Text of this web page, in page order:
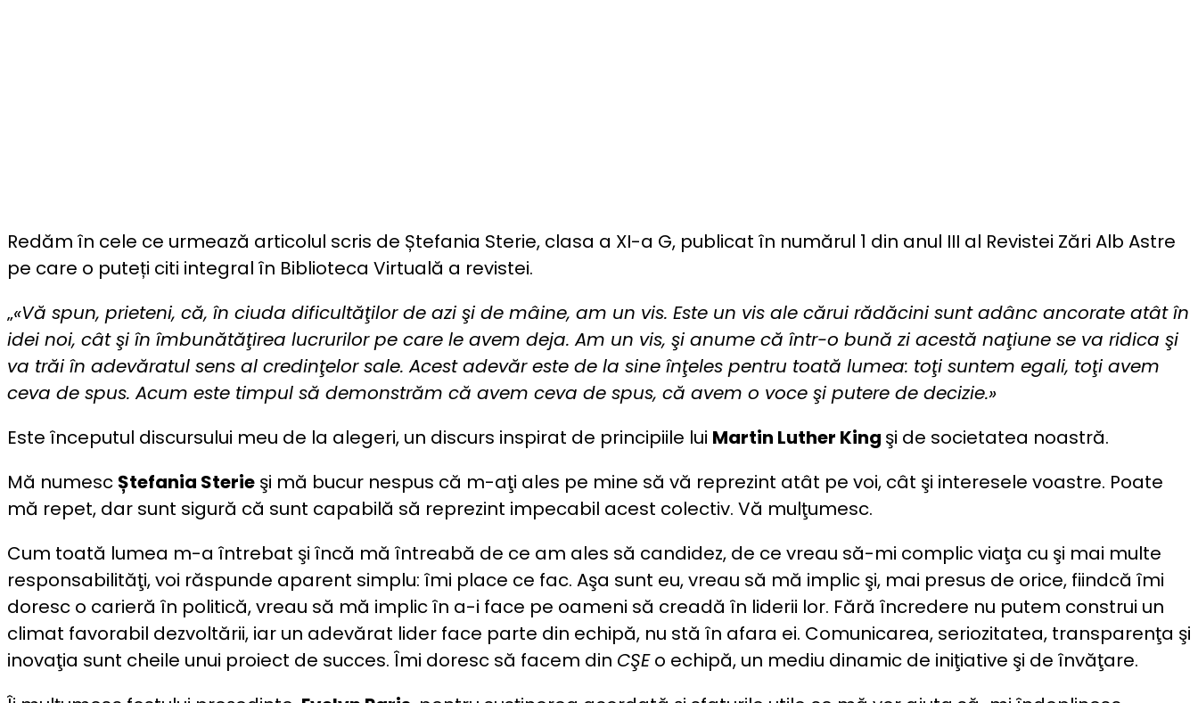
Redăm în cele ce urmează articolul scris de Ștefania Sterie, clasa a XI-a G, publicat în numărul 1 din anul III al Revistei Zări Alb Astre
pe care o puteți citi integral în Biblioteca Virtuală a revistei.
„«Vă spun, prieteni, că, în ciuda dificultăţilor de azi şi de mâine, am un vis. Este un vis ale cărui rădăcini sunt adânc ancorate atât în
idei noi, cât şi în îmbunătăţirea lucrurilor pe care le avem deja. Am un vis, şi anume că într-o bună zi acestă naţiune se va ridica şi
va trăi în adevăratul sens al credinţelor sale. Acest adevăr este de la sine înţeles pentru toată lumea: toţi suntem egali, toţi avem
ceva de spus. Acum este timpul să demonstrăm că avem ceva de spus, că avem o voce şi putere de decizie.»
Este începutul discursului meu de la alegeri, un discurs inspirat de principiile lui Martin Luther King şi de societatea noastră.
Mă numesc Ștefania Sterie şi mă bucur nespus că m-aţi ales pe mine să vă reprezint atât pe voi, cât şi interesele voastre. Poate
mă repet, dar sunt sigură că sunt capabilă să reprezint impecabil acest colectiv. Vă mulţumesc.
Cum toată lumea m-a întrebat şi încă mă întreabă de ce am ales să candidez, de ce vreau să-mi complic viaţa cu şi mai multe
responsabilităţi, voi răspunde aparent simplu: îmi place ce fac. Aşa sunt eu, vreau să mă implic şi, mai presus de orice, fiindcă îmi
doresc o carieră în politică, vreau să mă implic în a-i face pe oameni să creadă în liderii lor. Fără încredere nu putem construi un
climat favorabil dezvoltării, iar un adevărat lider face parte din echipă, nu stă în afara ei. Comunicarea, seriozitatea, transparenţa şi
inovaţia sunt cheile unui proiect de succes. Îmi doresc să facem din CŞEo echipă, un mediu dinamic de iniţiative şi de învăţare.